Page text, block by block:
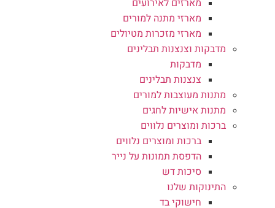
מארזי מתנה למורים
מארזי מזכרות מטיולים
מדבקות וצנצנות תבלינים
מדבקות
צנצנות תבלינים
מתנות מעוצבות למורים
מתנות אישיות לחגים
ברכות ומוצרים נלווים
ברכות ומוצרים נלווים
הדפסת תמונות על נייר
סיכות דש
התינוקות שלנו
חישוקי בד